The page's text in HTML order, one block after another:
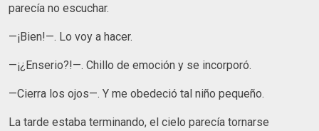
parecía no escuchar.
—¡Bien!—. Lo voy a hacer.
—¡¿Enserio?!—. Chillo de emoción y se incorporó.
—Cierra los ojos—. Y me obedeció tal niño pequeño.
La tarde estaba terminando, el cielo parecía tornarse